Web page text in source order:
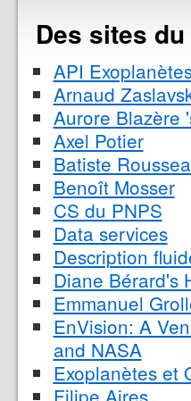
Des sites
API
Arnaud
Aurore Blazère
Axel Potier
Batiste
Benoît Mosser
CS du PNPS
Data services
Description
Diane Bérard's
Emmanuel
EnVision: A
and NASA
Exoplanètes et
Filipe Aires